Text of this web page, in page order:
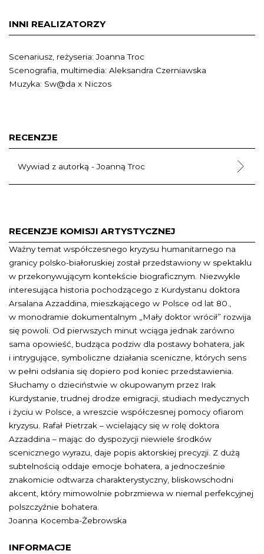
INNI REALIZATORZY
Scenariusz, reżyseria: Joanna Troc
Scenografia, multimedia: Aleksandra Czerniawska
Muzyka: Sw@da x Niczos
RECENZJE
Wywiad z autorką - Joanną Troc
RECENZJE KOMISJI ARTYSTYCZNEJ
Ważny temat współczesnego kryzysu humanitarnego na
granicy polsko-białoruskiej został przedstawiony w spektaklu
w przekonywującym kontekście biograficznym. Niezwykle
interesująca historia pochodzącego z Kurdystanu doktora
Arsalana Azzaddina, mieszkającego w Polsce od lat 80.,
w monodramie dokumentalnym „Mały doktor wrócił” rozwija
się powoli. Od pierwszych minut wciąga jednak zarówno
sama opowieść, budząca podziw dla postawy bohatera, jak
i intrygujące, symboliczne działania sceniczne, których sens
w pełni odsłania się dopiero pod koniec przedstawienia.
Słuchamy o dzieciństwie w okupowanym przez Irak
Kurdystanie, trudnej drodze emigracji, studiach medycznych
i życiu w Polsce, a wreszcie współczesnej pomocy ofiarom
kryzysu. Rafał Pietrzak – wcielający się w rolę doktora
Azzaddina – mając do dyspozycji niewiele środków
scenicznego wyrazu, daje popis aktorskiej precyzji. Z dużą
subtelnością oddaje emocje bohatera, a jednocześnie
znakomicie odtwarza charakterystyczny, bliskowschodni
akcent, który mimowolnie pobrzmiewa w niemal perfekcyjnej
polszczyźnie bohatera.
Joanna Kocemba-Żebrowska
INFORMACJE